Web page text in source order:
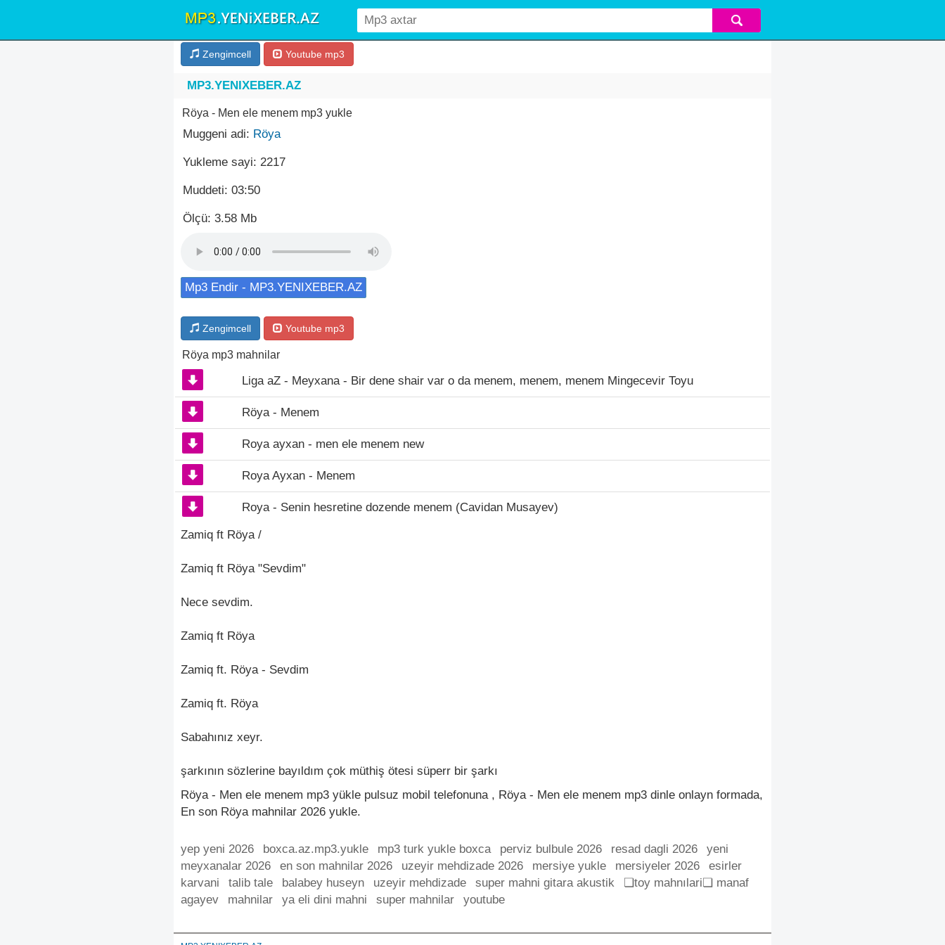
Zengimcell Youtube mp3
MP3.YENIXEBER.AZ
Röya - Men ele menem mp3 yukle
Muggeni adi: Röya
Yukleme sayi: 2217
Muddeti: 03:50
Ölçü: 3.58 Mb
Mp3 Endir - MP3.YENIXEBER.AZ
Zengimcell Youtube mp3
Röya mp3 mahnilar
Liga aZ - Meyxana - Bir dene shair var o da menem, menem, menem Mingecevir Toyu
Röya - Menem
Roya ayxan - men ele menem new
Roya Ayxan - Menem
Roya - Senin hesretine dozende menem (Cavidan Musayev)
Zamiq ft Röya /
Zamiq ft Röya "Sevdim"
Nece sevdim.
Zamiq ft Röya
Zamiq ft. Röya - Sevdim
Zamiq ft. Röya
Sabahınız xeyr.
şarkının sözlerine bayıldım çok müthiş ötesi süperr bir şarkı
Röya - Men ele menem mp3 yükle pulsuz mobil telefonuna , Röya - Men ele menem mp3 dinle onlayn formada,
En son Röya mahnilar 2026 yukle.
yep yeni 2026 boxca.az.mp3.yukle mp3 turk yukle boxca perviz bulbule 2026 resad dagli 2026
yeni
meyxanalar 2026
en son mahnilar 2026 uzeyir mehdizade 2026 mersiye yukle mersiyeler 2026
esirler
karvani
talib tale balabey huseyn uzeyir mehdizade super mahni gitara akustik
❏toy mahnılari❏ manaf
agayev
mahnilar ya eli dini mahni super mahnilar youtube